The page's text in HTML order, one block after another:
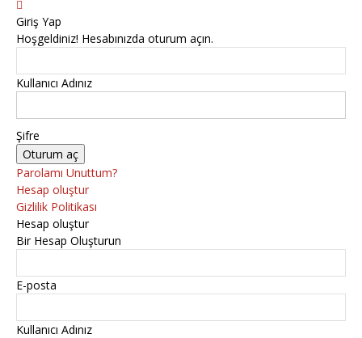
Giriş Yap
Hoşgeldiniz! Hesabınızda oturum açın.
Kullanıcı Adınız
Şifre
Parolamı Unuttum?
Hesap oluştur
Gizlilik Politikası
Hesap oluştur
Bir Hesap Oluşturun
E-posta
Kullanıcı Adınız